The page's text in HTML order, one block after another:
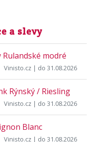
a slevy
Rulandské modré
Vinisto.cz | do 31.08.2026
Rýnský / Riesling
Vinisto.cz | do 31.08.2026
Blanc
Vinisto.cz | do 31.08.2026